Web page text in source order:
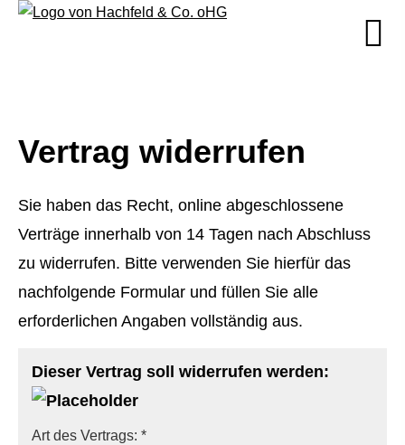
Vertrag widerrufen
Sie haben das Recht, online abgeschlossene
Verträge innerhalb von 14 Tagen nach Abschluss
zu widerrufen. Bitte verwenden Sie hierfür das
nachfolgende Formular und füllen Sie alle
erforderlichen Angaben vollständig aus.
Dieser Vertrag soll widerrufen werden:
Art des Vertrags: *